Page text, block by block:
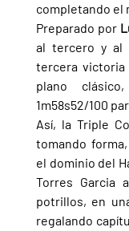
completando el
Preparado por
al tercero y al
tercera
plano
1m58s52/100
Así, la Triple
tomando
el dominio del
Torres Garcia
potrillos, en
regalando